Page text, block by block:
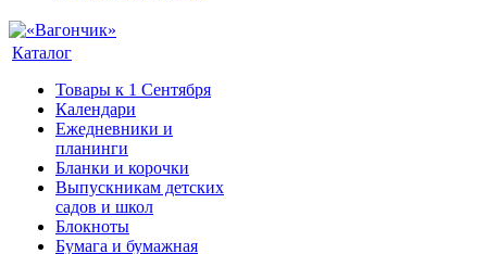
Каталог
Товары к 1 Сентября
Календари
Ежедневники и
планинги
Бланки и корочки
Выпускникам детских
садов и школ
Блокноты
Бумага и бумажная